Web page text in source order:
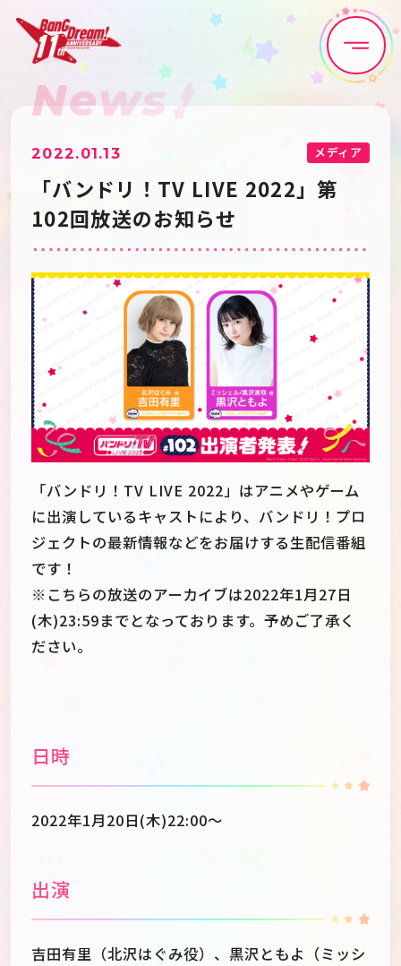
Home News
Live•Event Discography
Artist Anime
Game Media
Schedule About
Goods
News
2022.01.13 メディア
「バンドリ！TV LIVE 2022」第
102回放送のお知らせ
「バンドリ！TV LIVE 2022」はアニメやゲーム
に出演しているキャストにより、バンドリ！プロ
ジェクトの最新情報などをお届けする生配信番組
です！
※こちらの放送のアーカイブは2022年1月27日
(木)23:59までとなっております。予めご了承く
ださい。
日時
2022年1月20日(木)22:00～
出演
吉田有里（北沢はぐみ役）、黒沢ともよ（ミッシ